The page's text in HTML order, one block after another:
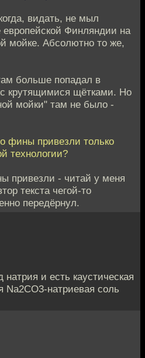
видать, не мыл
Финляндии на
мойке. Абсолютно то же,
больше попадал в
крутящимися щётками. Но
мойки" там не было -
фины привезли только
технологии?
привезли - читай у меня
текста чегой-то
передёрнул.
и есть каустическая
Na2CO3-натриевая соль